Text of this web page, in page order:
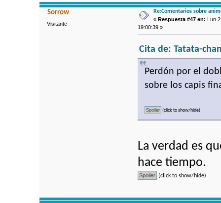
Sorrow
Visitante
Re:Comentarios sobre
«Respuesta #47 en: Lun
19:00:39 »
Cita de: Tatata-
Perdón por el
sobre los capis
(click to show/hide)
La verdad es
hace tiempo.
(click to show/hide)